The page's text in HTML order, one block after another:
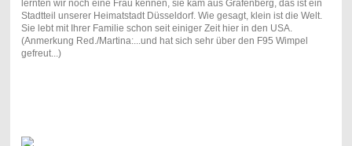
lernten wir noch eine Frau kennen, sie kam aus Grafenberg, das ist ein
Stadtteil unserer Heimatstadt Düsseldorf. Wie gesagt, klein ist die Welt.
Sie lebt mit Ihrer Familie schon seit einiger Zeit hier in den USA.
(Anmerkung Red./Martina:...und hat sich sehr über den F95 Wimpel
gefreut...)